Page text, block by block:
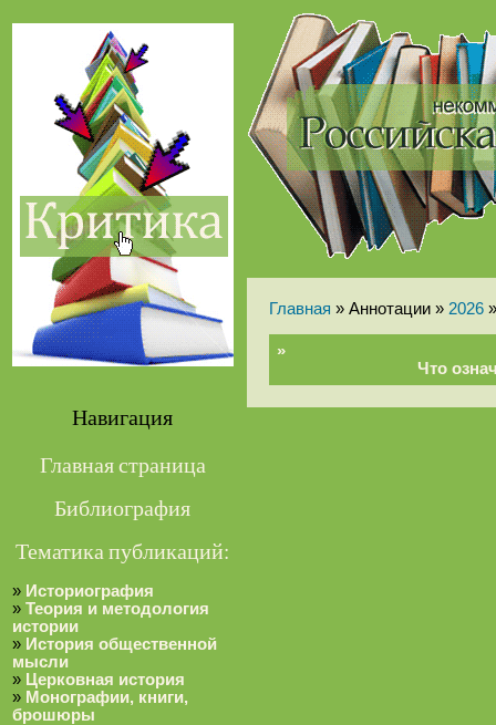
Навигация
Главная страница
Библиография
Тематика публикаций:
» Историография
» Теория и методология
истории
» История общественной
мысли
» Церковная история
» Монографии, книги,
брошюры
Главная » Аннотации » 2026 »
»
Что